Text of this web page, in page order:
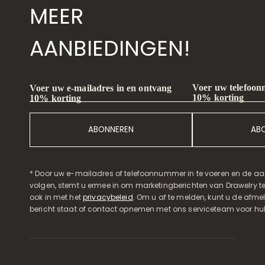
MEER
AANBIEDINGEN!
Voer uw e-mailadres in en ontvang
10% korting
ABONNEREN
Voer uw
10% korting
* Door uw e-mailadres of telefoonnummer in te voeren en de
volgen, stemt u ermee in om marketingberichten van Drawelry
ook in met hetprivacybeleid. Om u af te melden, kunt u de
bericht staat of contact opnemen met ons serviceteam voor